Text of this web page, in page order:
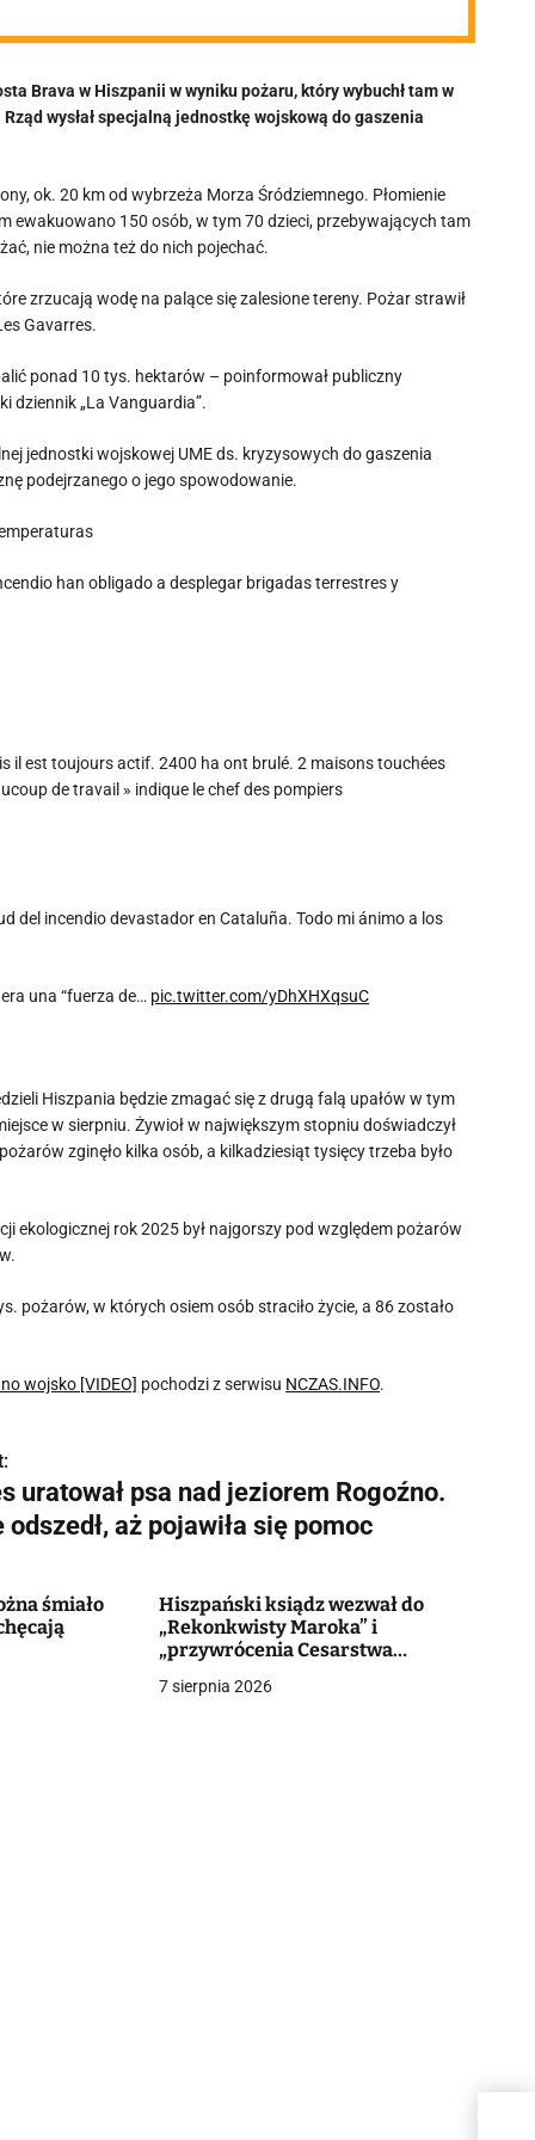
Brava w Hiszpanii w wyniku pożaru, który wybuchł tam w
wysłał specjalną jednostkę wojskową do gaszenia
ok. 20 km od wybrzeża Morza Śródziemnego. Płomienie
ewakuowano 150 osób, w tym 70 dzieci, przebywających tam
nie można też do nich pojechać.
zrzucają wodę na palące się zalesione tereny. Pożar strawił
Gavarres.
ponad 10 tys. hektarów – poinformował publiczny
dziennik „La Vanguardia”.
jednostki wojskowej UME ds. kryzysowych do gaszenia
podejrzanego o jego spowodowanie.
han obligado a desplegar brigadas terrestres y
il est toujours actif. 2400 ha ont brulé. 2 maisons touchées
de travail » indique le chef des pompiers
del incendio devastador en Cataluña. Todo mi ánimo a los
una “fuerza de… pic.twitter.com/yDhXHXqsuC
Hiszpania będzie zmagać się z drugą falą upałów w tym
w sierpniu. Żywioł w największym stopniu doświadczył
zginęło kilka osób, a kilkadziesiąt tysięcy trzeba było
ekologicznej rok 2025 był najgorszy pod względem pożarów
pożarów, w których osiem osób straciło życie, a 86 zostało
wojsko [VIDEO] pochodzi z serwisu NCZAS.INFO.
uratował psa nad jeziorem Rogoźno.
odszedł, aż pojawiła się pomoc
śmiało
Hiszpański ksiądz wezwał do
„Rekonkwisty Maroka” i
„przywrócenia Cesarstwa
7 sierpnia 2026